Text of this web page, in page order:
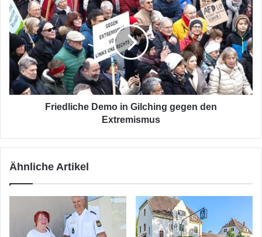
Demo
in
Gilching
gegen
den
Extremismus
Friedliche Demo in Gilching gegen den
Extremismus
Ähnliche Artikel